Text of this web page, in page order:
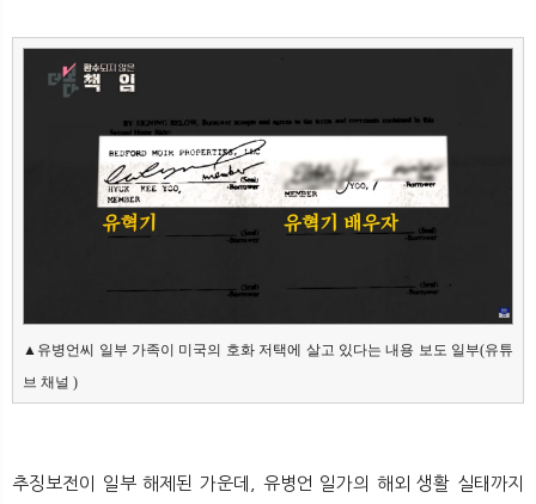
▲유병언씨 일부 가족이 미국의 호화 저택에 살고 있다는 내용 보도 일부(유튜
브 채널 )
추징보전이 일부 해제된 가운데, 유병언 일가의 해외 생활 실태까지